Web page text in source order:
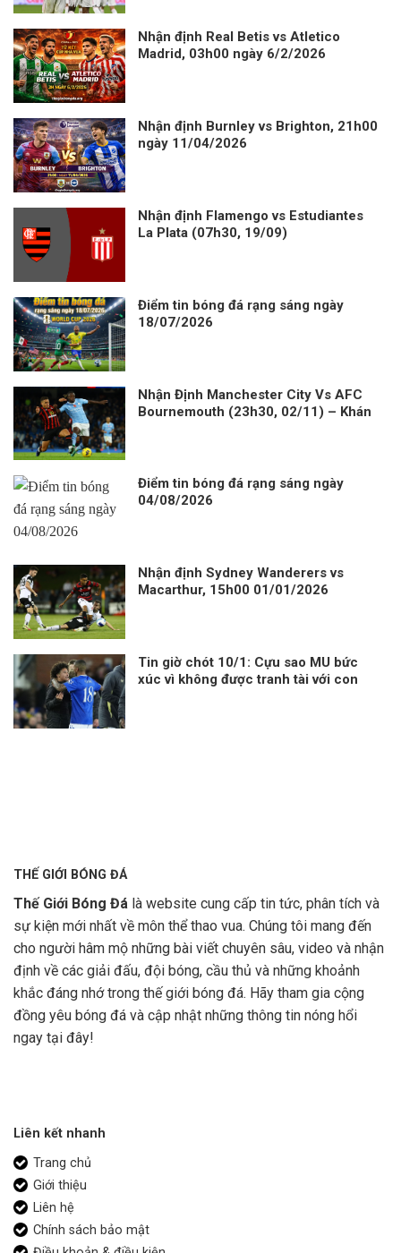
Nhận định Real Betis vs Atletico
Madrid, 03h00 ngày 6/2/2026
Nhận định Burnley vs Brighton, 21h00
ngày 11/04/2026
Nhận định Flamengo vs Estudiantes
La Plata (07h30, 19/09)
Điểm tin bóng đá rạng sáng ngày
18/07/2026
Nhận Định Manchester City Vs AFC
Bournemouth (23h30, 02/11) – Khán
Điểm tin bóng đá rạng sáng ngày
04/08/2026
Nhận định Sydney Wanderers vs
Macarthur, 15h00 01/01/2026
Tin giờ chót 10/1: Cựu sao MU bức
xúc vì không được tranh tài với con
THẾ GIỚI BÓNG ĐÁ
Thế Giới Bóng Đá là website cung cấp tin tức, phân tích và
sự kiện mới nhất về môn thể thao vua. Chúng tôi mang đến
cho người hâm mộ những bài viết chuyên sâu, video và nhận
định về các giải đấu, đội bóng, cầu thủ và những khoảnh
khắc đáng nhớ trong thế giới bóng đá. Hãy tham gia cộng
đồng yêu bóng đá và cập nhật những thông tin nóng hổi
ngay tại đây!
Liên kết nhanh
Trang chủ
Giới thiệu
Liên hệ
Chính sách bảo mật